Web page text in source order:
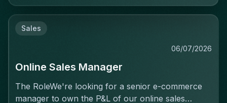
verantwoordelijk voor het identificeren, acquisitie
verschillende segmenten: residentieel, kantoren,
samen met stakeholders zoals eigenaars,
gemeenten, investeerders en architecten om
succesvol einde te brengen. Je bent het
Sales
06/07/2026
Online Sales Manager
The RoleWe're looking for a senior e-commerce
manager to own the P&L of our online sales